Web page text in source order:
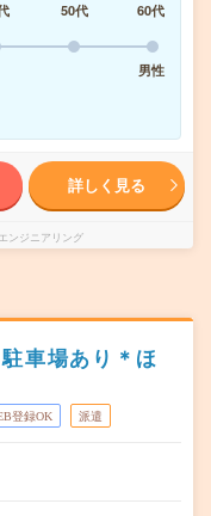
50代
60代
男性
詳しく見る
ンジニアリング
車場あり＊ほ
登録OK 派遣